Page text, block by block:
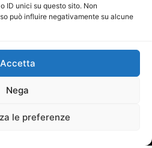
ID unici su questo sito. Non
può influire negativamente su alcune
Accetta
Nega
le preferenze
partner
presso il Tribunale di